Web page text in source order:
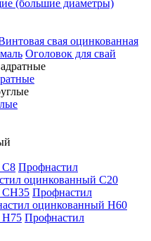
(большие диаметры)
свая оцинкованная
Оголовок для свай
С8 Профнастил
оцинкованный С20
СН35 Профнастил
оцинкованный Н60
Н75 Профнастил